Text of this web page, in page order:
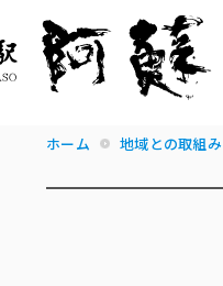
ホーム 地域との取組み